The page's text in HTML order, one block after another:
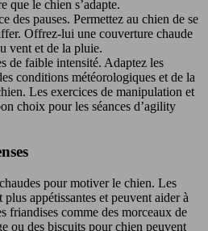
que le chien s’adapte.
des pauses. Permettez au chien de se
Offrez-lui une couverture chaude
vent et de la pluie.
de faible intensité. Adaptez les
conditions météorologiques et de la
Les exercices de manipulation et
choix pour les séances d’agility
pour motiver le chien. Les
appétissantes et peuvent aider à
friandises comme des morceaux de
ou des biscuits pour chien peuvent